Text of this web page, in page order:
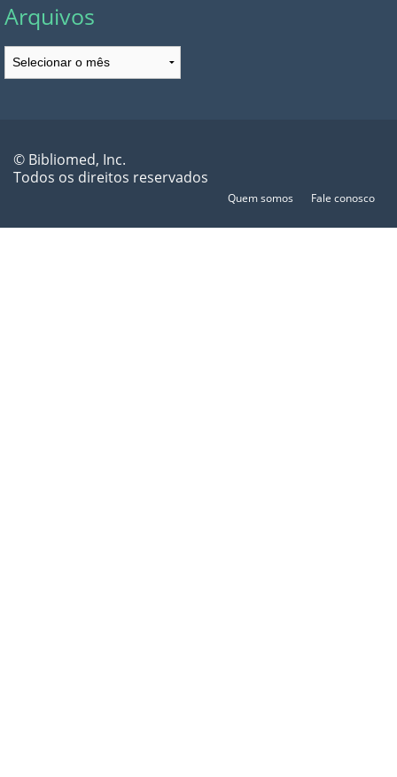
Arquivos
Arquivos
© Bibliomed, Inc.
Todos os direitos reservados
Quem somos Fale conosco